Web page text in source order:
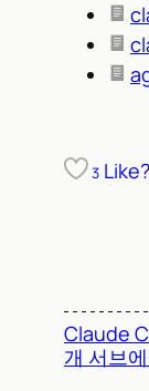
3 Like?
Claude
개 서브